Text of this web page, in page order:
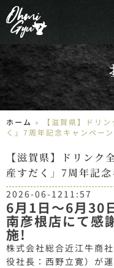
ホーム »
【滋賀県】ドリ
く」7周年記念キャンペー
【滋賀県】ドリンク
産すだく」7周年記
2026-06-12 11:57
6月1日〜6月30
南彦根店にて感
施!
株式会社総合近江牛商
役社長：西野立寛）が